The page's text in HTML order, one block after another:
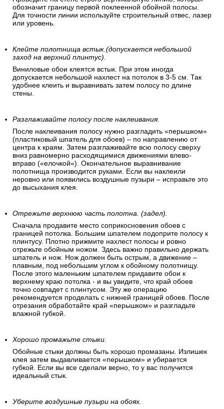
обозначит границу первой поклеенной обойной полосы.
Для точности линии используйте строительный отвес, лазер
или уровень.
Клейте полотнища встык.(допускается небольшой
заход на верхний плинтус).
Виниловые обои клеятся встык. При этом иногда
допускается небольшой нахлест на потолок в 3-5 см. Так
удобнее клеить и выравнивать затем полосу по длине
стены.
Разглаживайте полосу после наклеивания.
После наклеивания полосу нужно разгладить «перышком»
(пластиковый шпатель для обоев) – по направлению от
центра к краям. Затем разглаживайте всю полосу сверху
вниз равномерно расходящимися движениями влево-
вправо («елочкой»). Окончательное выравнивание
полотнища производится руками. Если вы наклеили
неровно или появились воздушные пузыри – исправьте это
до высыхания клея.
Отрежьте верхнюю часть полотна. (задел).
Сначала продавите место соприкосновения обоев с
границей потолка. Большим шпателем подоприте полосу к
плинтусу. Плотно прижмите нахлест полосы и ровно
отрежьте обойным ножом. Здесь важно правильно держать
шпатель и нож. Нож должен быть острым, а движение –
плавным, под небольшим углом к обойному полотнищу.
После этого маленьким шпателем придавите обои к
верхнему краю потолка - и вы увидите, что край обоев
точно совпадет с плинтусом. Эту же операцию
рекомендуется проделать с нижней границей обоев. После
отрезания обработайте край «перышком» и разгладьте
влажной губкой.
Хорошо промажьте стыки.
Обойные стыки должны быть хорошо промазаны. Излишек
клея затем выдавливается «перышком» и убирается
губкой. Если вы все сделали верно, то у вас получится
идеальный стык.
Уберите воздушные пузыри на обоях.